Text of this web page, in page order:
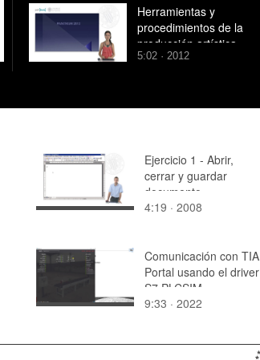
Herramientas y
procedimientos de la
producción artística
5:02 · 2012
Ejercicio 1 - Abrir,
cerrar y guardar
documento
4:19 · 2008
Comunicación con TIA
Portal usando el driver
S7 PLCSIM
9:33 · 2022